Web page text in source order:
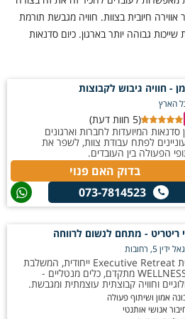
לבחור בפעילויות המשלבות עבודת
וקבוצות חברים יתאימו יותר סדנאות
חווייתיות וקלילות. עבור בני נוער ניתן לשלב פעילויות אתגר, משימות ODT
פעולה וחשיבה מחוץ לקופסה. ככל
גיל בהתאם לאופי הסדנה
חיובית בצוות. חוויה מגבשת תורמת
גבוהה יותר בארגון. כיום סדנאות
חברות וארגונים המעוניינים לשלב הנאה
העובדים.
- חוויה גיבוש לקבוצות
הארץ
(5 חוות דעת)
סדנאות המיועדות לחברות וארגונים
לפתח עבודת צוות, לשפר את
הפעולה בין העובדים.
בדוק האם פנוי
073-7814523
ריטריט - מתחם לנשום לרווחה
ידין 5, רחובות
חוויית Executive Retreat ייחודית, המשלבת
בין WELLNESS מתקדם, כלים מנטליים -
וחוויה קבוצתית עוצמתית ומגבשת.
אמון ושיתוף פעולה
אנושי אותנטי